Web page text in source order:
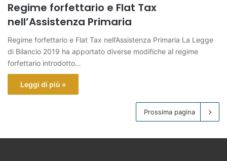
Regime forfettario e Flat Tax
nell’Assistenza Primaria
Regime forfettario e Flat Tax nell’Assistenza Primaria La Legge
di Bilancio 2019 ha apportato diverse modifiche al regime
forfettario introdotto…
Leggi di più »
Prossima pagina